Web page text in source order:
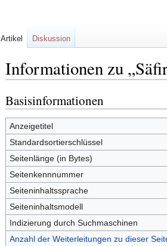
Informationen zu
Zur
Navigation
springen
Zur
Suche
springen
Basisinformationen
Anzeigetitel
Standardsortierschlüssel
Seitenlänge (in Bytes)
Seitenkennnummer
Seiteninhaltssprache
Seiteninhaltsmodell
Indizierung durch Suchmaschinen
Anzahl der Weiterleitungen zu dieser
Artikel Diskussion